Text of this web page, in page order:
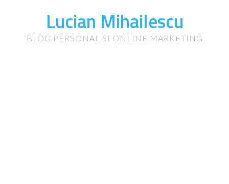
Lucian Mihailescu
BLOG PERSONAL SI ONLINE MARKETING